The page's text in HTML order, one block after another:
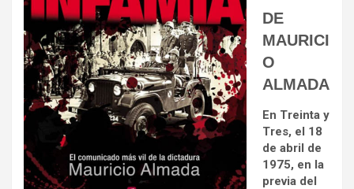
DE
MAURICI
O
ALMADA
En Treinta y
Tres, el 18
de abril de
1975, en la
previa del